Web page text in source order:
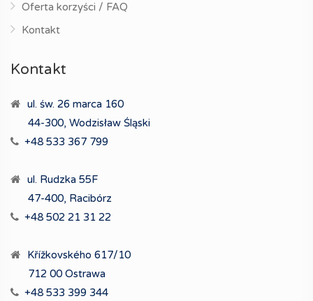
Oferta korzyści / FAQ
Kontakt
Kontakt
ul. św. 26 marca 160
44-300, Wodzisław Śląski
+48 533 367 799
ul. Rudzka 55F
47-400, Racibórz
+48 502 21 31 22
Křížkovského 617/10
712 00 Ostrawa
+48 533 399 344